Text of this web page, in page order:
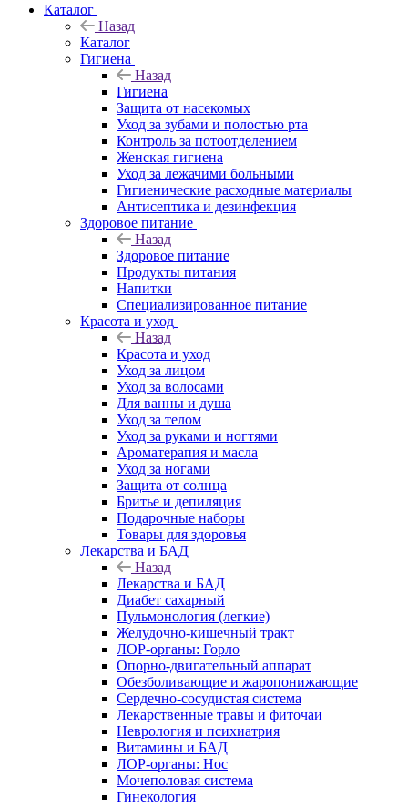
Каталог
Назад
Каталог
Гигиена
Назад
Гигиена
Защита от насекомых
Уход за зубами и полостью рта
Контроль за потоотделением
Женская гигиена
Уход за лежачими больными
Гигиенические расходные материалы
Антисептика и дезинфекция
Здоровое питание
Назад
Здоровое питание
Продукты питания
Напитки
Специализированное питание
Красота и уход
Назад
Красота и уход
Уход за лицом
Уход за волосами
Для ванны и душа
Уход за телом
Уход за руками и ногтями
Ароматерапия и масла
Уход за ногами
Защита от солнца
Бритье и депиляция
Подарочные наборы
Товары для здоровья
Лекарства и БАД
Назад
Лекарства и БАД
Диабет сахарный
Пульмонология (легкие)
Желудочно-кишечный тракт
ЛОР-органы: Горло
Опорно-двигательный аппарат
Обезболивающие и жаропонижающие
Сердечно-сосудистая система
Лекарственные травы и фиточаи
Неврология и психиатрия
Витамины и БАД
ЛОР-органы: Нос
Мочеполовая система
Гинекология